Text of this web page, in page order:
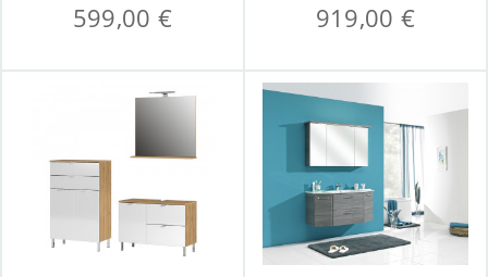
599,00 € 919,00 €